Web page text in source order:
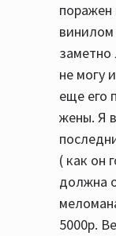
поражен
винилом
заметно
не могу
еще его
жены. Я
( как он
должна
5000р.